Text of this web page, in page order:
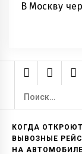
В Москву
Найти:
КОГДА
ВЫВОЗНЫЕ
НА АВТОМОБИЛЕ